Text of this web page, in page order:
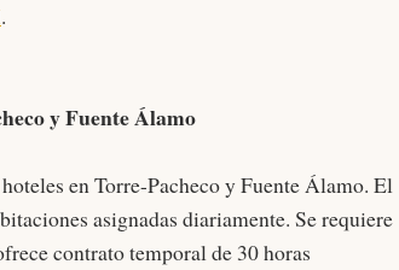
.
y Fuente Álamo
en Torre-Pacheco y Fuente Álamo. El
asignadas diariamente. Se requiere
contrato temporal de 30 horas